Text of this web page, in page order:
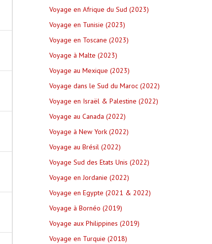
Voyage en Afrique du Sud (2023)
Voyage en Tunisie (2023)
Voyage en Toscane (2023)
Voyage à Malte (2023)
Voyage au Mexique (2023)
Voyage dans le Sud du Maroc (2022)
Voyage en Israël & Palestine (2022)
Voyage au Canada (2022)
Voyage à New York (2022)
Voyage au Brésil (2022)
Voyage Sud des Etats Unis (2022)
Voyage en Jordanie (2022)
Voyage en Egypte (2021 & 2022)
Voyage à Bornéo (2019)
Voyage aux Philippines (2019)
Voyage en Turquie (2018)